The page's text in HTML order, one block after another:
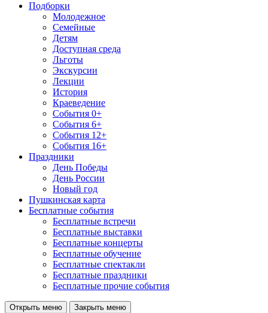
Подборки
Молодежное
Семейные
Детям
Доступная среда
Льготы
Экскурсии
Лекции
История
Краеведение
События 0+
События 6+
События 12+
События 16+
Праздники
День Победы
День России
Новый год
Пушкинская карта
Бесплатные события
Бесплатные встречи
Бесплатные выставки
Бесплатные концерты
Бесплатные обучение
Бесплатные спектакли
Бесплатные праздники
Бесплатные прочие события
Открыть меню Закрыть меню